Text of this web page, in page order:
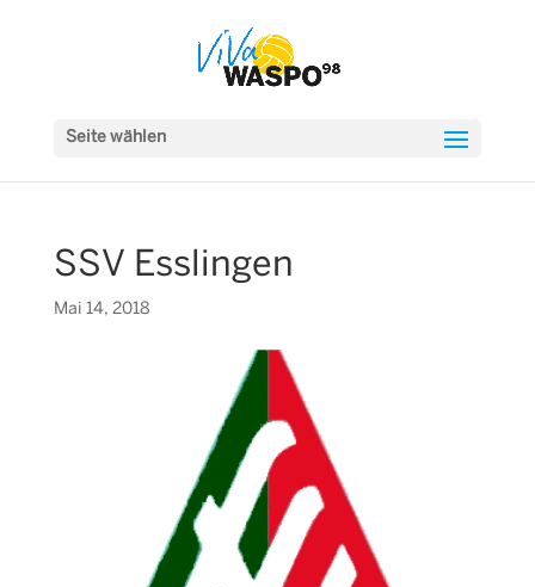
Seite wählen
SSV Esslingen
Mai 14, 2018